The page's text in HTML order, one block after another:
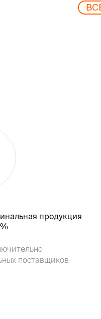
продукция
поставщиков